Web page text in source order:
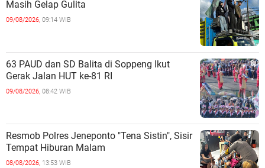
Masih Gelap Gulita
09/08/2026, 09:14 WIB
63 PAUD dan SD Balita di Soppeng Ikut
Gerak Jalan HUT ke-81 RI ‎
09/08/2026, 08:42 WIB
Resmob Polres Jeneponto "Tena Sistin", Sisir
Tempat Hiburan Malam ‎
08/08/2026, 13:53 WIB